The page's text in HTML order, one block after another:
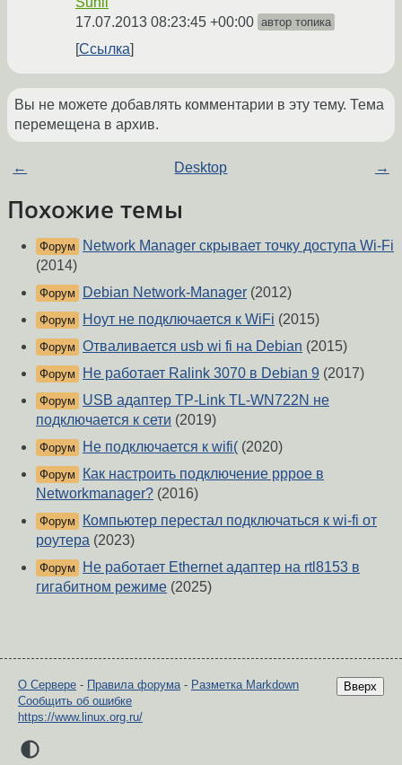
17.07.2013 08:23:45 +00:00 автор топика
Ссылка
Вы не можете добавлять комментарии в эту тему. Тема
перемещена в архив.
← Desktop →
Похожие темы
Форум
Network Manager скрывает точку доступа Wi-Fi
(2014)
Форум Debian Network-Manager (2012)
Форум Ноут не подключается к WiFi (2015)
Форум Отваливается usb wi fi на Debian (2015)
Форум Не работает Ralink 3070 в Debian 9 (2017)
Форум
USB адаптер TP-Link TL-WN722N не
подключается к сети (2019)
Форум Не подключается к wifi( (2020)
Форум
Как настроить подключение pppoe в
Networkmanager? (2016)
Форум
Компьютер перестал подключаться к wi-fi от
роутера (2023)
Форум
Не работает Ethernet адаптер на rtl8153 в
гигабитном режиме (2025)
Вверх
О Сервере - Правила форума- Разметка Markdown
Сообщить об ошибке
https://www.linux.org.ru/